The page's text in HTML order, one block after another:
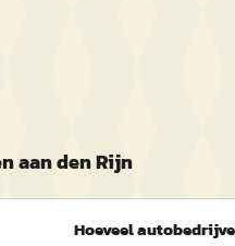
aan den Rijn
Hoeveel